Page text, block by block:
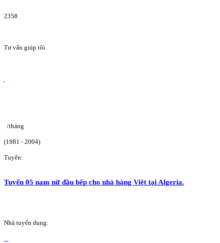
2358
Tư vấn giúp tôi
/tháng
(1981 - 2004)
Tuyển:
Tuyển 05 nam nữ đầu bếp cho nhà hàng Việt tại Algeria.
Nhà tuyển dụng: